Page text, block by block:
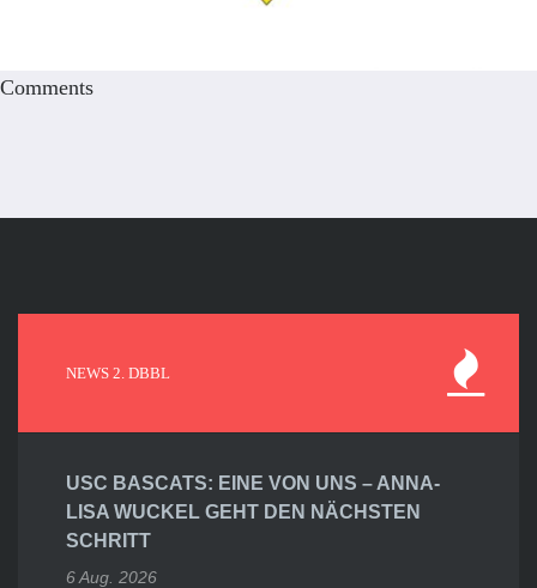
Comments
NEWS 2. DBBL
USC BASCATS: EINE VON UNS – ANNA-
LISA WUCKEL GEHT DEN NÄCHSTEN
SCHRITT
6 Aug. 2026